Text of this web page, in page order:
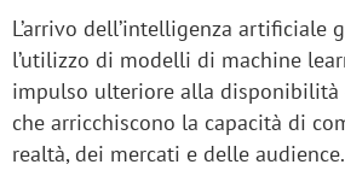
L’arrivo dell’intelligenza artificiale
l’utilizzo di modelli di machine
impulso ulteriore alla
che arricchiscono la capacità di
realtà, dei mercati e delle audience.